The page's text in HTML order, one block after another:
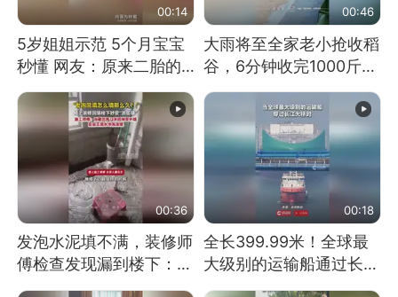
00:14
5岁姐姐示范 5个月宝宝
秒懂 网友：原来二胎的
快乐长这样
00:46
大雨将至全家老小抢收稻
谷，6分钟收完1000斤，
没有一个人掉链子
00:36
发泡水泥填不满，装修师
傅检查发现漏到楼下：出
风口未延伸到外墙
00:18
全长399.99米！全球最
大级别的运输船通过长江
大桥这一幕，太震撼了！